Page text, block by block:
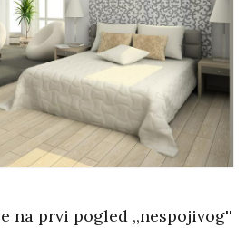
na prvi pogled ,,nespojivog''